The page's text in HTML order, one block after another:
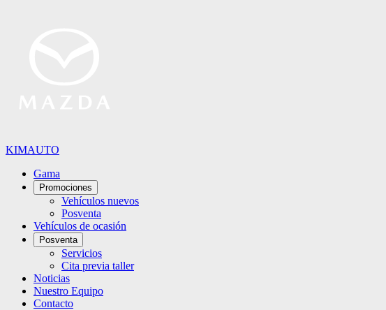
KIMAUTO
Gama
Promociones
Vehículos nuevos
Posventa
Vehículos de ocasión
Posventa
Servicios
Cita previa taller
Noticias
Nuestro Equipo
Contacto